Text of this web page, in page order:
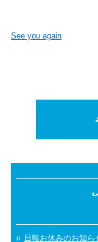
See you again
日報お休みのお知ら